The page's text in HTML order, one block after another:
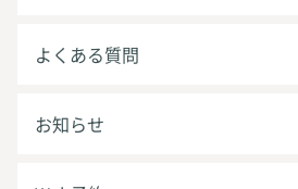
よくある質問
お知らせ